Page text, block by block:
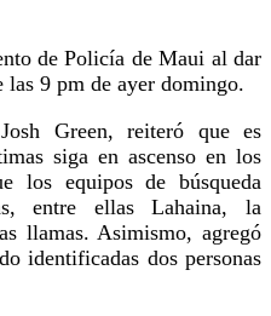
de Policía de Maui al dar
9 pm de ayer domingo.
Green, reiteró que es
siga en ascenso en los
los equipos de búsqueda
entre ellas Lahaina, la
llamas. Asimismo, agregó
identificadas dos personas